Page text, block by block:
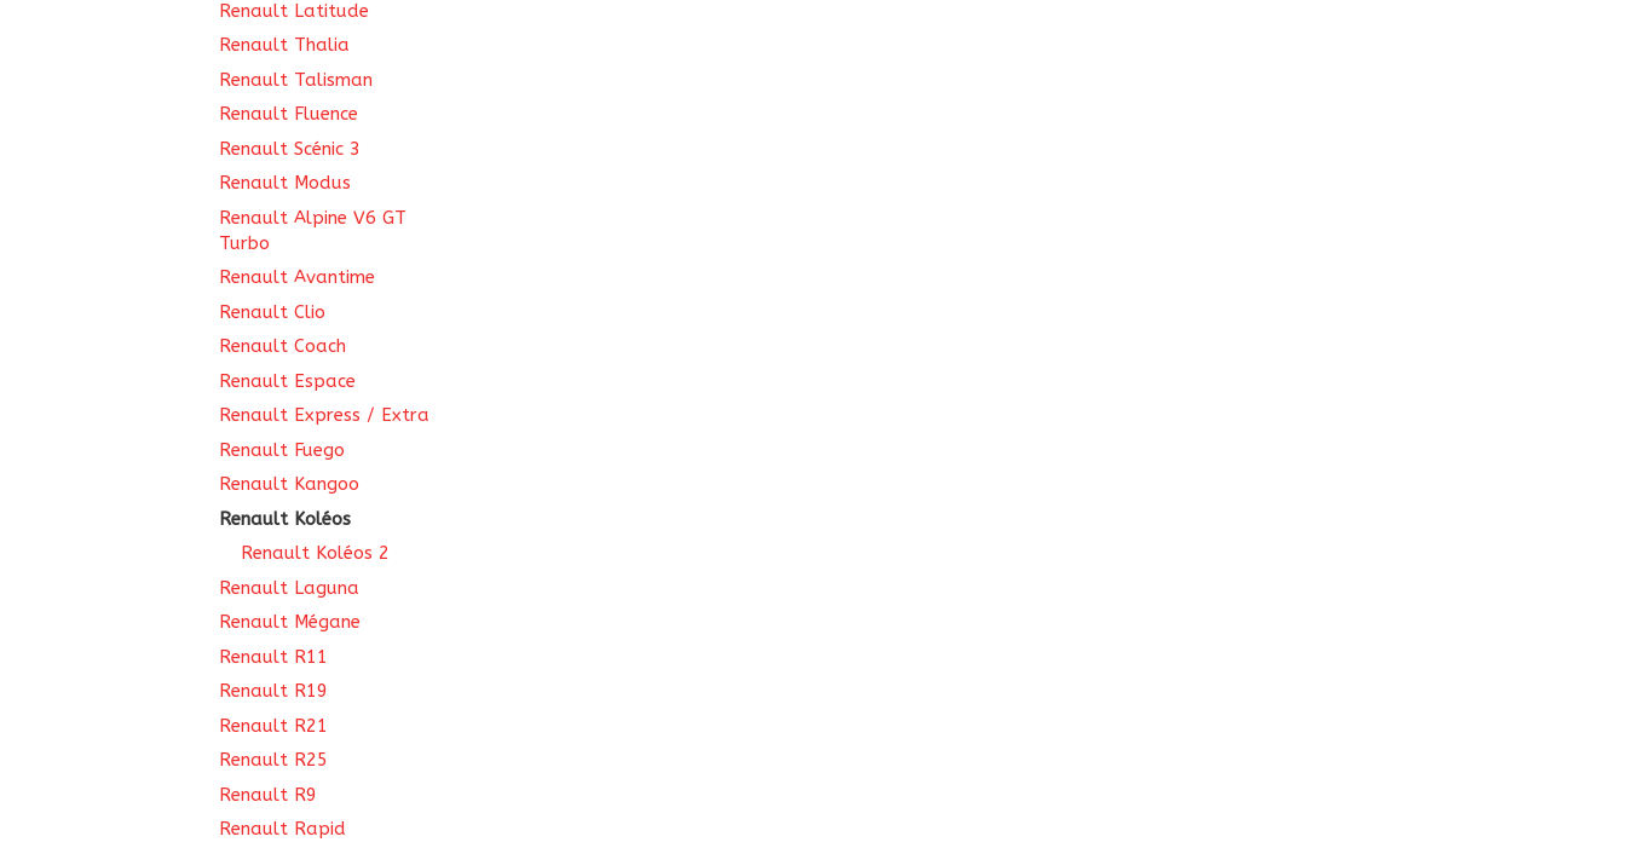
Renault Latitude
Renault Thalia
Renault Talisman
Renault Fluence
Renault Scénic 3
Renault Modus
Renault Alpine V6 GT
Turbo
Renault Avantime
Renault Clio
Renault Coach
Renault Espace
Renault Express / Extra
Renault Fuego
Renault Kangoo
Renault Koléos
Renault Koléos 2
Renault Laguna
Renault Mégane
Renault R11
Renault R19
Renault R21
Renault R25
Renault R9
Renault Rapid